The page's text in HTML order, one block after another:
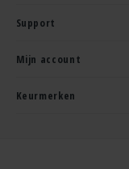
Support
Mijn account
Keurmerken